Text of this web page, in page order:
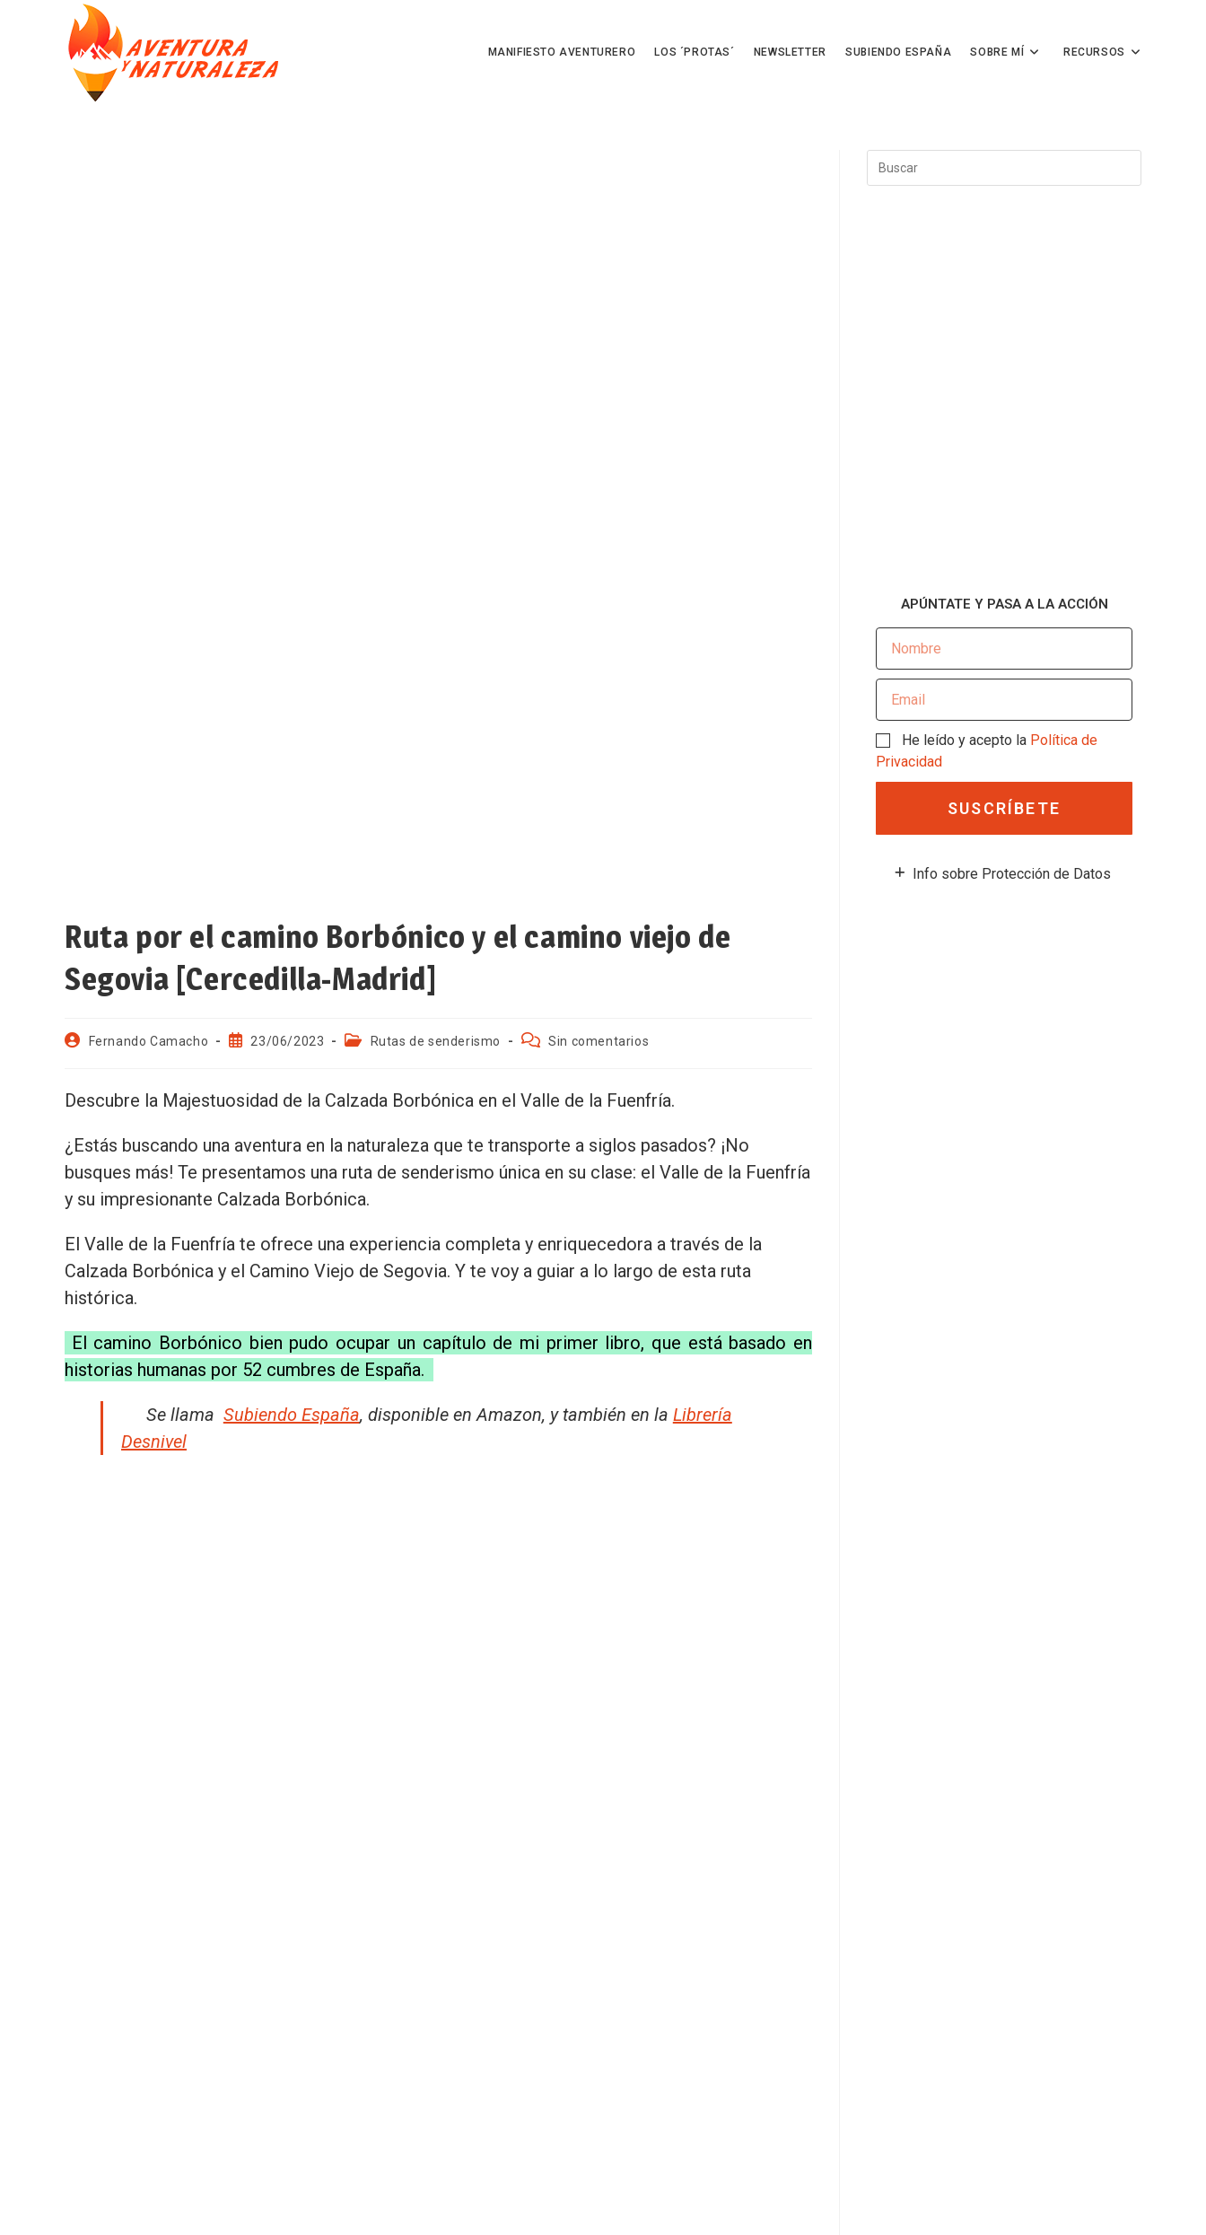
MANIFIESTO AVENTURERO LOS ´PROTAS´ NEWSLETTER SUBIENDO ESPAÑA SOBRE MÍ RECURSOS
Ruta por el camino Borbónico y el camino viejo de
Segovia [Cercedilla-Madrid]
Fernando Camacho 23/06/2023 Rutas de senderismo Sin comentarios
Descubre la Majestuosidad de la Calzada Borbónica en el Valle de la Fuenfría.
¿Estás buscando una aventura en la naturaleza que te transporte a siglos pasados? ¡No
busques más! Te presentamos una ruta de senderismo única en su clase: el Valle de la Fuenfría
y su impresionante Calzada Borbónica.
El Valle de la Fuenfría te ofrece una experiencia completa y enriquecedora a través de la
Calzada Borbónica y el Camino Viejo de Segovia. Y te voy a guiar a lo largo de esta ruta
histórica.
El camino Borbónico bien pudo ocupar un capítulo de mi primer libro, que está basado en
historias humanas por 52 cumbres de España.
Se llama Subiendo España, disponible en Amazon, ytambién en la Librería
Desnivel
APÚNTATE Y PASA A LA ACCIÓN
He leído y acepto la Política de
Privacidad
SUSCRÍBETE
Info sobre Protección de Datos